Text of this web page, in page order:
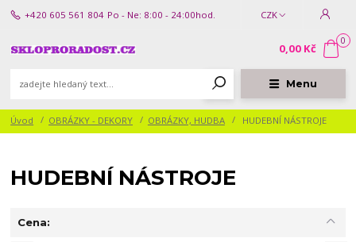
Menu
CZK
+420 605 561 804 Po - Ne: 8:00 - 24:00hod.
0
0,00 Kč
Úvod OBRÁZKY - DEKORY OBRÁZKY, HUDBA HUDEBNÍ NÁSTROJE
HUDEBNÍ NÁSTROJE
Cena: